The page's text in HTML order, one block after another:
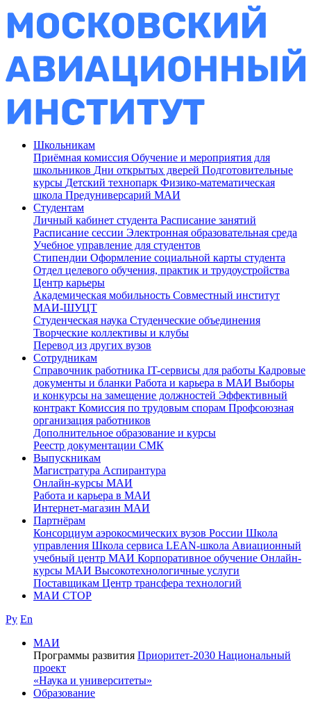
Школьникам
Приёмная комиссия Обучение и мероприятия для
школьников Дни открытых дверей Подготовительные
курсы Детский технопарк Физико-математическая
школа Предуниверсарий МАИ
Студентам
Личный кабинет студента Расписание занятий
Расписание сессии Электронная образовательная среда
Учебное управление для студентов
Стипендии Оформление социальной карты студента
Отдел целевого обучения, практик и трудоустройства
Центр карьеры
Академическая мобильность Совместный институт
МАИ-ШУЦТ
Студенческая наука Студенческие объединения
Творческие коллективы и клубы
Перевод из других вузов
Сотрудникам
Cправочник работника IT-сервисы для работы Кадровые
документы и бланки Работа и карьера в МАИ Выборы
и конкурсы на замещение должностей Эффективный
контракт Комиссия по трудовым спорам Профсоюзная
организация работников
Дополнительное образование и курсы
Реестр документации СМК
Выпускникам
Магистратура Аспирантура
Онлайн-курсы МАИ
Работа и карьера в МАИ
Интернет-магазин МАИ
Партнёрам
Консорциум аэрокосмических вузов России Школа
управления Школа сервиса LEAN-школа Авиационный
учебный центр МАИ Корпоративное обучение Онлайн-
курсы МАИ Высокотехнологичные услуги
Поставщикам Центр трансфера технологий
МАИ СТОР
Ру En
МАИ
Программы развития Приоритет-2030 Национальный
проект
«Наука и университеты»
Образование